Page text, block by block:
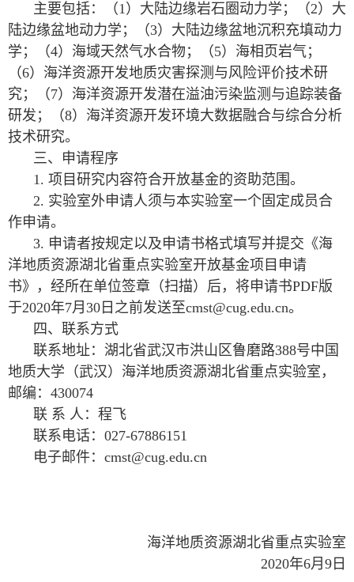
主要包括：（1）大陆边缘岩石圈动力学；（2）大
陆边缘盆地动力学；（3）大陆边缘盆地沉积充填动力
学；（4）海域天然气水合物；（5）海相页岩气；
（6）海洋资源开发地质灾害探测与风险评价技术研
究；（7）海洋资源开发潜在溢油污染监测与追踪装备
研发；（8）海洋资源开发环境大数据融合与综合分析
技术研究。
三、申请程序
1. 项目研究内容符合开放基金的资助范围。
2. 实验室外申请人须与本实验室一个固定成员合
作申请。
3. 申请者按规定以及申请书格式填写并提交《海
洋地质资源湖北省重点实验室开放基金项目申请
书》，经所在单位签章（扫描）后，将申请书PDF版
于2020年7月30日之前发送至cmst@cug.edu.cn。
四、联系方式
联系地址：湖北省武汉市洪山区鲁磨路388号中国
地质大学（武汉）海洋地质资源湖北省重点实验室，
邮编：430074
联 系 人：程飞
联系电话：027-67886151
电子邮件：cmst@cug.edu.cn
海洋地质资源湖北省重点实验室
2020年6月9日